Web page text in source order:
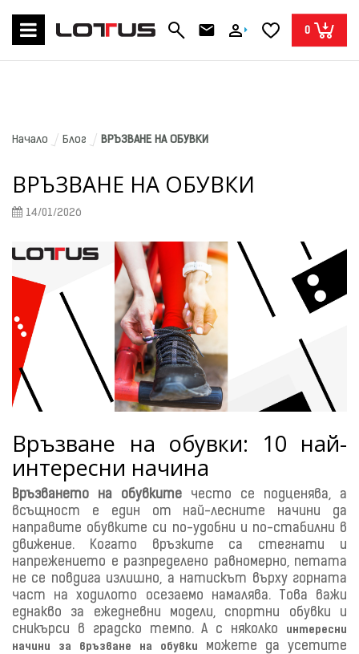
0
Начало Блог ВРЪЗВАНЕ НА ОБУВКИ
ВРЪЗВАНЕ НА ОБУВКИ
14/01/2026
Връзване на обувки: 10 най-
интересни начина
Връзването на обувките често се подценява, а
всъщност е един от най-лесните начини да
направите обувките си по-удобни и по-стабилни в
движение. Когато връзките са стегнати и
напрежението е разпределено равномерно, петата
не се повдига излишно, а натискът върху горната
част на ходилото осезаемо намалява. Това важи
еднакво за ежедневни модели, спортни обувки и
сникърси в градско темпо. А с няколко интересни
начини за връзване на обувки можете да усетите